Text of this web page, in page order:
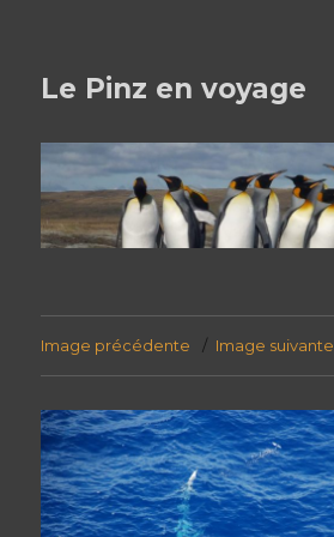
Le Pinz en voyage
Image précédente Image suivante